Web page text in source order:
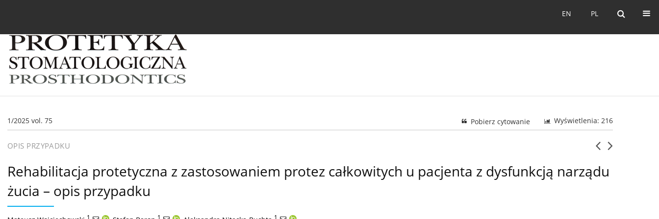
PL
EN PL
EN
1/2025 vol. 75 Wyświetlenia: 216
Pobierz cytowanie
OPIS PRZYPADKU
Rehabilitacja protetyczna z zastosowaniem protez całkowitych u pacjenta z dysfunkcją narządu
żucia – opis przypadku
1 1 1